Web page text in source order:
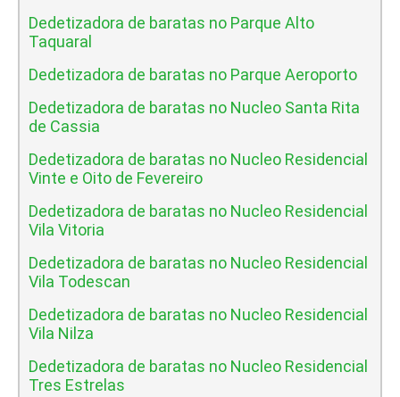
Dedetizadora de baratas no Parque Alto
Taquaral
Dedetizadora de baratas no Parque Aeroporto
Dedetizadora de baratas no Nucleo Santa Rita
de Cassia
Dedetizadora de baratas no Nucleo Residencial
Vinte e Oito de Fevereiro
Dedetizadora de baratas no Nucleo Residencial
Vila Vitoria
Dedetizadora de baratas no Nucleo Residencial
Vila Todescan
Dedetizadora de baratas no Nucleo Residencial
Vila Nilza
Dedetizadora de baratas no Nucleo Residencial
Tres Estrelas